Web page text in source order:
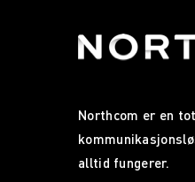
Northcom er en
alltid fungerer.